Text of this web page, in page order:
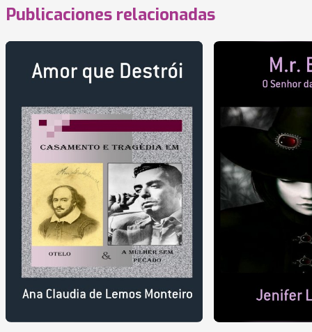
Publicaciones relacionadas